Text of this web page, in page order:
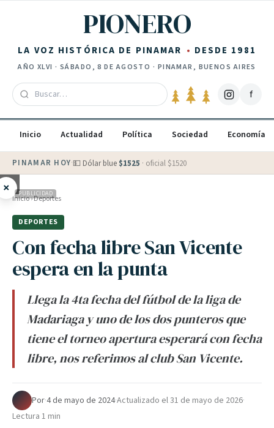
PIONERO
LA VOZ HISTÓRICA DE PINAMAR DESDE 1981
AÑO XLVI · SÁBADO, 8 DE AGOSTO · PINAMAR, BUENOS AIRES
f
Inicio Actualidad Política Sociedad Economía
PINAMAR HOY·💵 Dólar blue $1525 · oficial $1520
× PUBLICIDAD
Inicio›Deportes
DEPORTES
Con fecha libre San Vicente
espera en la punta
Llega la 4ta fecha del fútbol de la liga de
Madariaga y uno de los dos punteros que
tiene el torneo apertura esperará con fecha
libre, nos referimos al club San Vicente.
Por·4 de mayo de 2024·Actualizado el31 de mayo de 2026·
Lectura 1 min